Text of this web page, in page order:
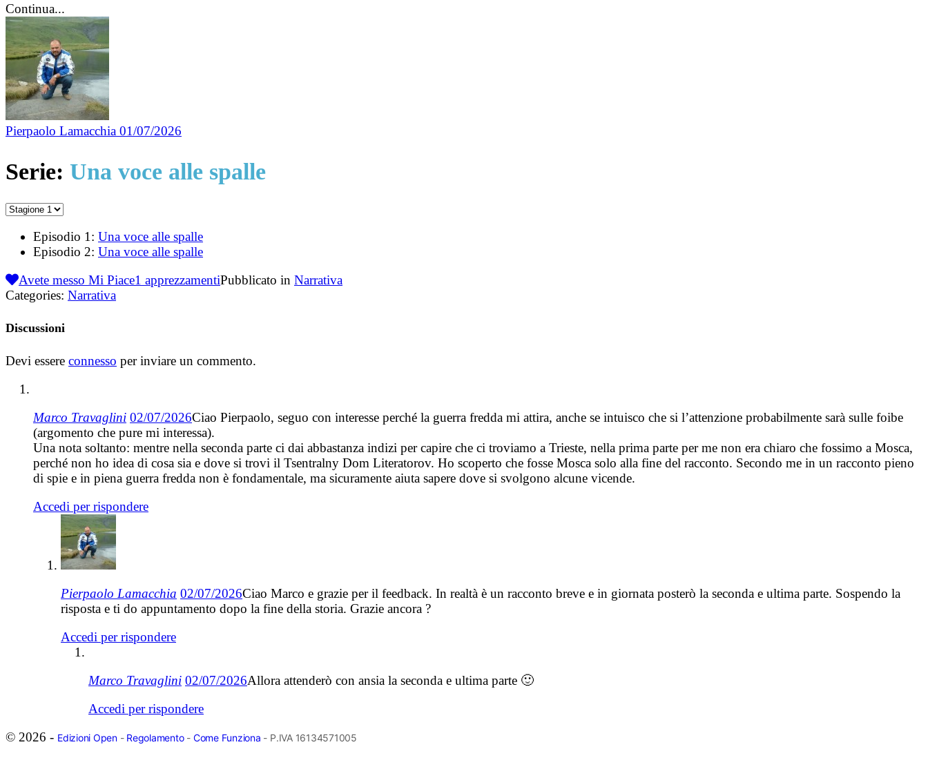
Continua...
Pierpaolo Lamacchia 01/07/2026
Serie: Una voce alle spalle
Episodio 1: Una voce alle spalle
Episodio 2: Una voce alle spalle
Avete messo Mi Piace1 apprezzamentiPubblicato in Narrativa
Categories: Narrativa
Discussioni
Devi essere connesso per inviare un commento.
Marco Travaglini 02/07/2026Ciao Pierpaolo, seguo con interesse perché la guerra fredda mi attira, anche se intuisco che si l’attenzione probabilmente sarà sulle foibe
(argomento che pure mi interessa).
Una nota soltanto: mentre nella seconda parte ci dai abbastanza indizi per capire che ci troviamo a Trieste, nella prima parte per me non era chiaro che fossimo a Mosca,
perché non ho idea di cosa sia e dove si trovi il Tsentralny Dom Literatorov. Ho scoperto che fosse Mosca solo alla fine del racconto. Secondo me in un racconto pieno
di spie e in piena guerra fredda non è fondamentale, ma sicuramente aiuta sapere dove si svolgono alcune vicende.
Accedi per rispondere
Pierpaolo Lamacchia 02/07/2026Ciao Marco e grazie per il feedback. In realtà è un racconto breve e in giornata posterò la seconda e ultima parte. Sospendo la
risposta e ti do appuntamento dopo la fine della storia. Grazie ancora ?
Accedi per rispondere
Marco Travaglini 02/07/2026Allora attenderò con ansia la seconda e ultima parte 🙂
Accedi per rispondere
© 2026 - Edizioni Open- Regolamento- Come Funziona - P.IVA 16134571005